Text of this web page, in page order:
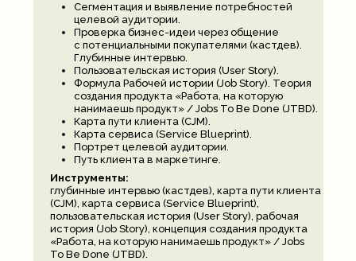
Сегментация и выявление потребностей
целевой аудитории.
Проверка бизнес-идеи через общение
с потенциальными покупателями (кастдев).
Глубинные интервью.
Пользовательская история (User Story).
Формула Рабочей истории (Job Story). Теория
создания продукта «Работа, на которую
нанимаешь продукт» / Jobs To Be Done (JTBD).
Карта пути клиента (CJM).
Карта сервиса (Service Blueprint).
Портрет целевой аудитории.
Путь клиента в маркетинге.
Инструменты:
глубинные интервью (кастдев), карта пути клиента
(CJM), карта сервиса (Service Blueprint),
пользовательская история (User Story), рабочая
история (Job Story), концепция создания продукта
«Работа, на которую нанимаешь продукт» / Jobs
To Be Done (JTBD).